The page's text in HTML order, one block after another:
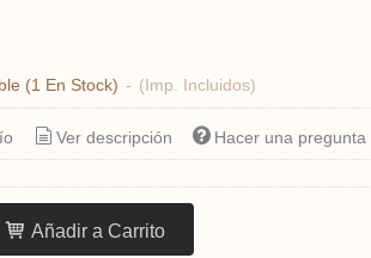
(1 En Stock) - (Imp. Incluidos)
Ver descripción Hacer una pregunta
Añadir a Carrito